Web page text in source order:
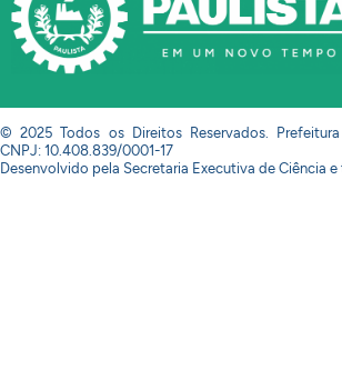
© 2025 Todos os Direitos Reservados.
CNPJ: 10.408.839/0001-17
Desenvolvido pela Secretaria Executiva de Ciência